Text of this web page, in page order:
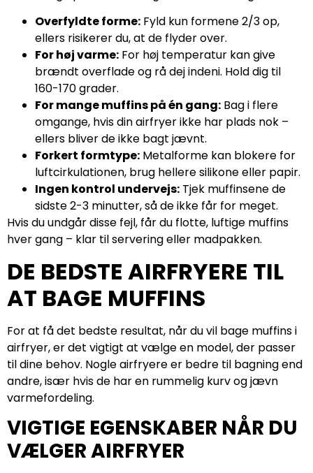
Overfyldte forme: Fyld kun formene 2/3 op,
ellers risikerer du, at de flyder over.
For høj varme: For høj temperatur kan give
brændt overflade og rå dej indeni. Hold dig til
160-170 grader.
For mange muffins på én gang: Bag i flere
omgange, hvis din airfryer ikke har plads nok –
ellers bliver de ikke bagt jævnt.
Forkert formtype: Metalforme kan blokere for
luftcirkulationen, brug hellere silikone eller papir.
Ingen kontrol undervejs: Tjek muffinsene de
sidste 2-3 minutter, så de ikke får for meget.
Hvis du undgår disse fejl, får du flotte, luftige muffins
hver gang – klar til servering eller madpakken.
DE BEDSTE AIRFRYERE TIL
AT BAGE MUFFINS
For at få det bedste resultat, når du vil bage muffins i
airfryer, er det vigtigt at vælge en model, der passer
til dine behov. Nogle airfryere er bedre til bagning end
andre, især hvis de har en rummelig kurv og jævn
varmefordeling.
VIGTIGE EGENSKABER NÅR DU
VÆLGER AIRFRYER